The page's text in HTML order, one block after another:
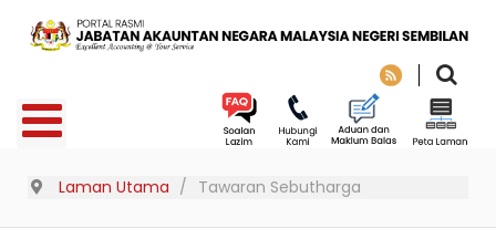
Laman Utama Tawaran Sebutharga